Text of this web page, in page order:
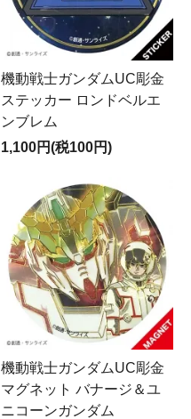
機動戦士ガンダムUC彫金
ステッカー ロンドベルエ
ンブレム
1,100円(税100円)
機動戦士ガンダムUC彫金
マグネット バナージ＆ユ
ニコーンガンダム